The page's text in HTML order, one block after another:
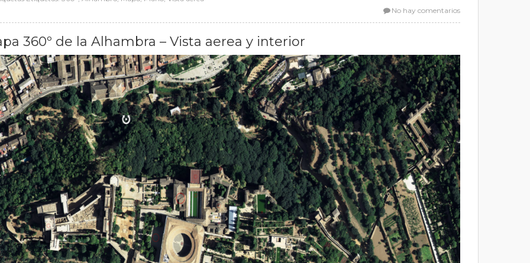
No hay comentarios
360º de la Alhambra – Vista aerea y interior